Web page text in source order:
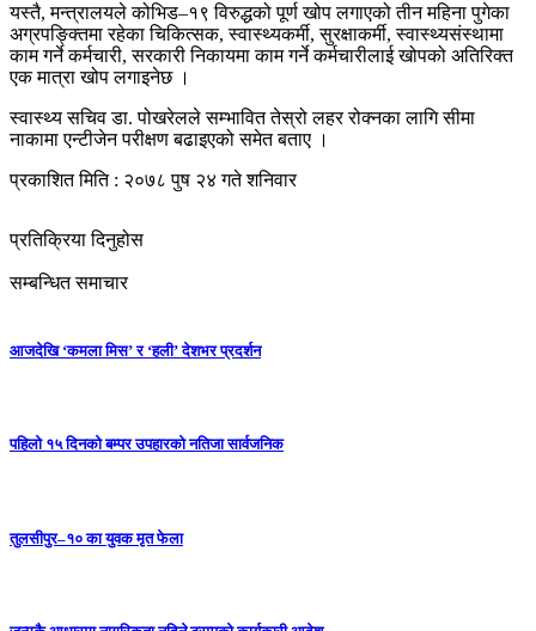
यस्तै, मन्त्रालयले कोभिड–१९ विरुद्धको पूर्ण खोप लगाएको तीन महिना पुगेका
अग्रपङ्क्तिमा रहेका चिकित्सक, स्वास्थ्यकर्मी, सुरक्षाकर्मी, स्वास्थ्यसंस्थामा
काम गर्ने कर्मचारी, सरकारी निकायमा काम गर्ने कर्मचारीलाई खोपको अतिरिक्त
एक मात्रा खोप लगाइनेछ ।
स्वास्थ्य सचिव डा. पोखरेलले सम्भावित तेस्रो लहर रोक्नका लागि सीमा
नाकामा एन्टीजेन परीक्षण बढाइएको समेत बताए ।
प्रकाशित मिति : २०७८ पुष २४ गते शनिवार
प्रतिक्रिया दिनुहोस
सम्बन्धित समाचार
आजदेखि ‘कमला मिस’ र ‘हली’ देशभर प्रदर्शन
पहिलो १५ दिनको बम्पर उपहारको नतिजा सार्वजनिक
तुलसीपुर–१० का युवक मृत फेला